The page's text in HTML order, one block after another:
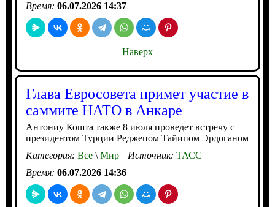
Время: 06.07.2026 14:37
Наверх
Глава Евросовета примет участие в
саммите НАТО в Анкаре
Антониу Кошта также 8 июля проведет встречу с
президентом Турции Реджепом Тайипом Эрдоганом
Категория: Все\Мир Источник: ТАСС
Время: 06.07.2026 14:36